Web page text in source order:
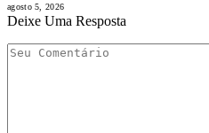
agosto 5, 2026
Deixe Uma Resposta